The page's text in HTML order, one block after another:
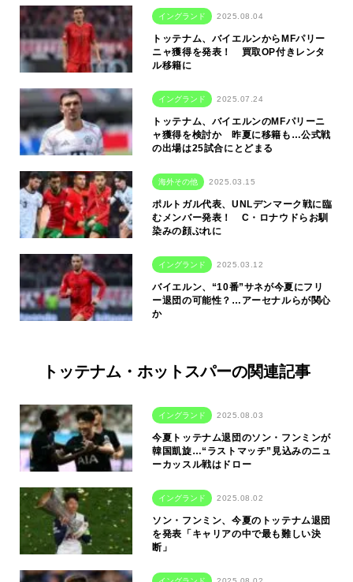
イングランド 2025.08.04
トッテナム、バイエルンからMFパリー
ニャ獲得を発表！ 買取OP付きレンタ
ル移籍に
イングランド 2025.07.24
トッテナム、バイエルンのMFパリーニ
ャ獲得を検討か 昨夏に移籍も…公式戦
の出場は25試合にとどまる
海外その他 2025.03.15
ポルトガル代表、UNLデンマーク戦に臨
むメンバー発表！ C・ロナウドらお馴
染みの顔ぶれに
イングランド 2025.03.12
バイエルン、“10番”サネが今夏にフリ
ー退団の可能性？…アーセナルらが関心
か
トッテナム・ホットスパーの関連記事
イングランド 2025.08.03
今夏トッテナム退団のソン・フンミンが
韓国凱旋…“ラストマッチ”見込みのニュ
ーカッスル戦はドロー
イングランド 2025.08.02
ソン・フンミン、今夏のトッテナム退団
を発表「キャリアの中で最も難しい決
断」